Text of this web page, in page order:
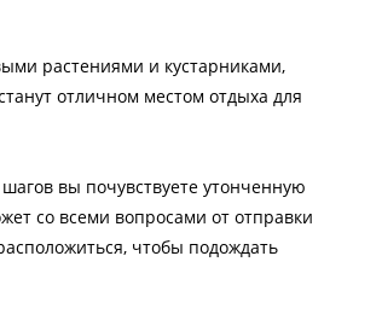
растениями и кустарниками,
отличном местом отдыха для
вы почувствуете утонченную
со всеми вопросами от отправки
чтобы подождать